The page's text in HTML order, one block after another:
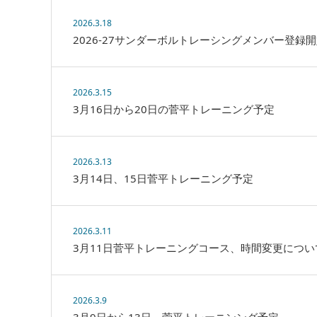
2026.3.18
2026-27サンダーボルトレーシングメンバー登録
2026.3.15
3月16日から20日の菅平トレーニング予定
2026.3.13
3月14日、15日菅平トレーニング予定
2026.3.11
3月11日菅平トレーニングコース、時間変更につい
2026.3.9